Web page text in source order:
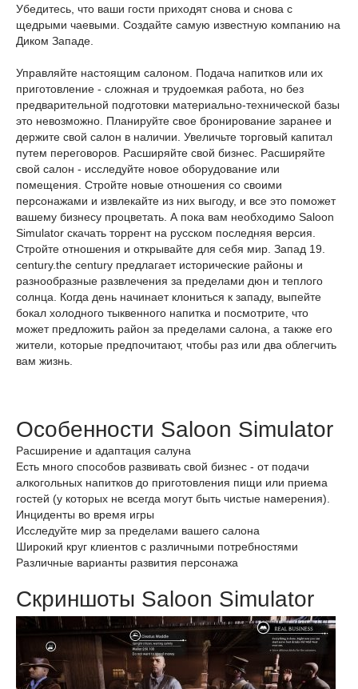
Убедитесь, что ваши гости приходят снова и снова с
щедрыми чаевыми. Создайте самую известную компанию на
Диком Западе.
Управляйте настоящим салоном. Подача напитков или их
приготовление - сложная и трудоемкая работа, но без
предварительной подготовки материально-технической базы
это невозможно. Планируйте свое бронирование заранее и
держите свой салон в наличии. Увеличьте торговый капитал
путем переговоров. Расширяйте свой бизнес. Расширяйте
свой салон - исследуйте новое оборудование или
помещения. Стройте новые отношения со своими
персонажами и извлекайте из них выгоду, и все это поможет
вашему бизнесу процветать. А пока вам необходимо Saloon
Simulator скачать торрент на русском последняя версия.
Стройте отношения и открывайте для себя мир. Запад 19.
century.the century предлагает исторические районы и
разнообразные развлечения за пределами дюн и теплого
солнца. Когда день начинает клониться к западу, выпейте
бокал холодного тыквенного напитка и посмотрите, что
может предложить район за пределами салона, а также его
жители, которые предпочитают, чтобы раз или два облегчить
вам жизнь.
Особенности Saloon Simulator
Расширение и адаптация салуна
Есть много способов развивать свой бизнес - от подачи
алкогольных напитков до приготовления пищи или приема
гостей (у которых не всегда могут быть чистые намерения).
Инциденты во время игры
Исследуйте мир за пределами вашего салона
Широкий круг клиентов с различными потребностями
Различные варианты развития персонажа
Скриншоты Saloon Simulator